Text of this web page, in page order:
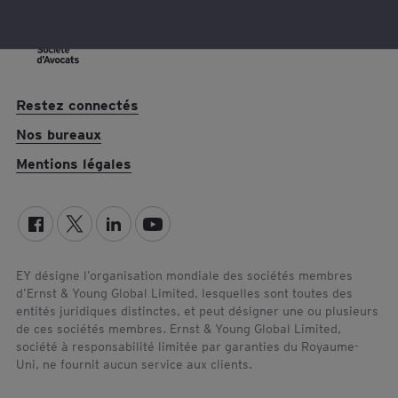
Restez connectés
Nos bureaux
Mentions légales
EY désigne l’organisation mondiale des sociétés membres
d’Ernst & Young Global Limited, lesquelles sont toutes des
entités juridiques distinctes, et peut désigner une ou plusieurs
de ces sociétés membres. Ernst & Young Global Limited,
société à responsabilité limitée par garanties du Royaume-
Uni, ne fournit aucun service aux clients.